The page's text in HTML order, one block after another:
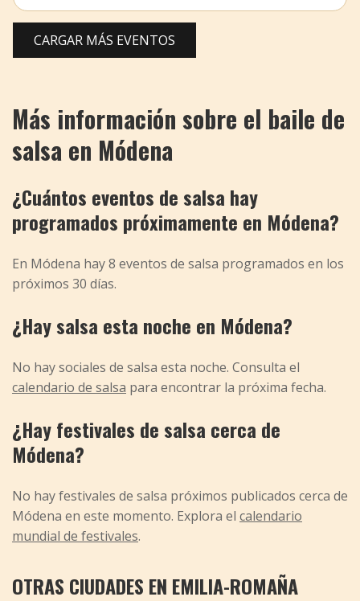
CARGAR MÁS EVENTOS
Más información sobre el baile de
salsa en Módena
¿Cuántos eventos de salsa hay
programados próximamente en Módena?
En Módena hay 8 eventos de salsa programados en los
próximos 30 días.
¿Hay salsa esta noche en Módena?
No hay sociales de salsa esta noche. Consulta el
calendario de salsa para encontrar la próxima fecha.
¿Hay festivales de salsa cerca de
Módena?
No hay festivales de salsa próximos publicados cerca de
Módena en este momento. Explora el calendario
mundial de festivales.
OTRAS CIUDADES EN EMILIA-ROMAÑA